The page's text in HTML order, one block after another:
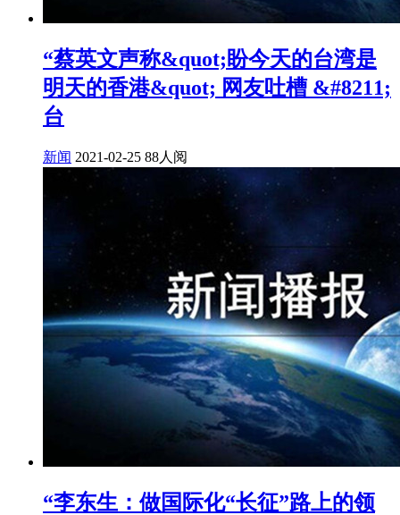
“蔡英文声称&quot;盼今天的台湾是
明天的香港&quot; 网友吐槽 &#8211;
台
新闻 2021-02-25 88人阅
“李东生：做国际化“长征”路上的领